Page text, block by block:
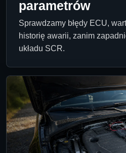
parametrów
Sprawdzamy błędy ECU,
historię awarii, zanim
układu SCR.